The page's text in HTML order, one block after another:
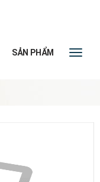
SẢN PHẨM TIN TỨC